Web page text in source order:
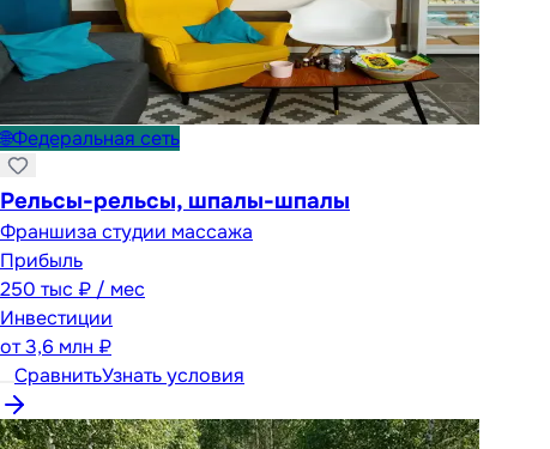
🌐Федеральная сеть
Рельсы-рельсы, шпалы-шпалы
Франшиза студии массажа
Прибыль
250 тыс ₽ / мес
Инвестиции
от3,6 млн ₽
СравнитьУзнать условия